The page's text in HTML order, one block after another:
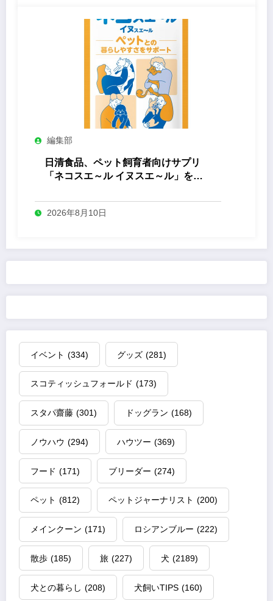
編集部
日清食品、ペット飼育者向けサプリ
「ネコスエ～ル イヌスエ～ル」を発
2026年8月10日
イベント (334) グッズ (281)
スコティッシュフォールド (173)
スタパ齋藤 (301) ドッグラン (168)
ノウハウ (294) ハウツー (369)
フード (171) ブリーダー (274)
ペット (812) ペットジャーナリスト (200)
メインクーン (171) ロシアンブルー (222)
散歩 (185) 旅 (227) 犬 (2189)
犬との暮らし (208) 犬飼いTIPS (160)